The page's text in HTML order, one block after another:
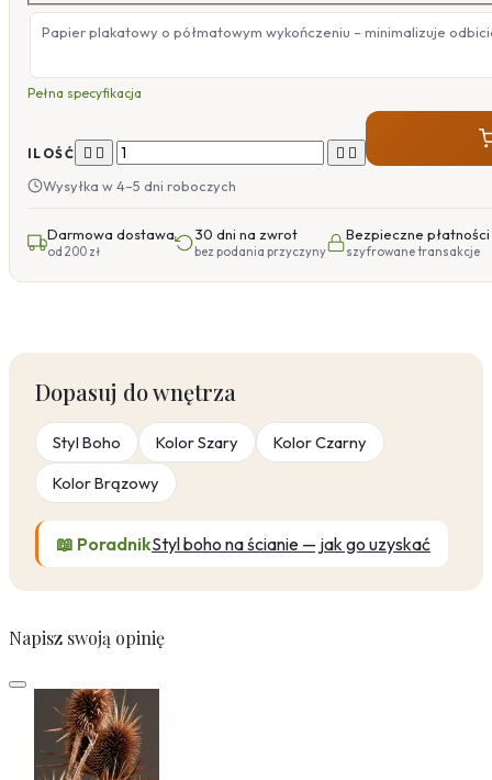
Papier plakatowy o półmatowym wykończeniu – minimalizuje
Pełna specyfikacja
ILOŚĆ    
Wysyłka w 4–5 dni roboczych
Darmowa dostawa
od 200 zł
30 dni na zwrot
bez podania przyczyny
Bezpieczne płatności
szyfrowane transakcje
Dopasuj do wnętrza
Styl Boho Kolor Szary
Kolor Czarny
Kolor Brązowy
📖 PoradnikStyl boho na ścianie — jak go uzyskać
Napisz swoją opinię